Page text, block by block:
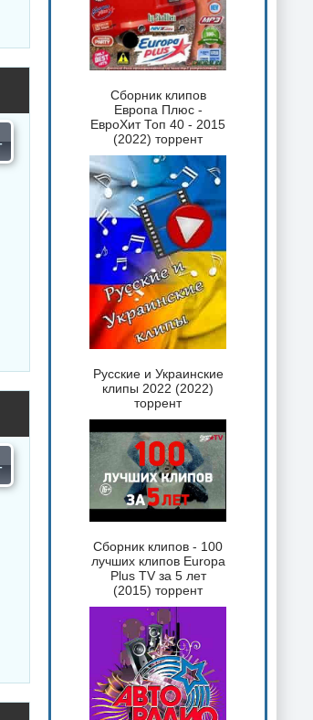
Сборник клипов
Европа Плюс -
ЕвроХит Топ 40 - 2015
(2022) торрент
Русские и Украинские
клипы 2022 (2022)
торрент
Сборник клипов - 100
лучших клипов Europa
Plus TV за 5 лет
(2015) торрент